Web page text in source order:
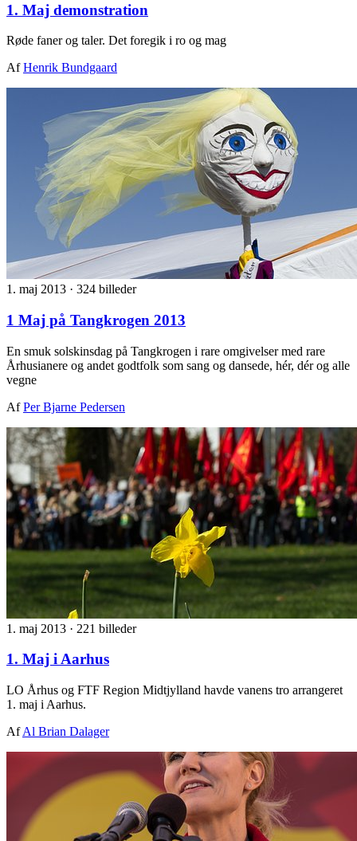
1. Maj demonstration
Røde faner og taler. Det foregik i ro og mag
AfHenrik Bundgaard
1. maj 2013 · 324 billeder
1 Maj på Tangkrogen 2013
En smuk solskinsdag på Tangkrogen i rare omgivelser med rare
Århusianere og andet godtfolk som sang og dansede, hér, dér og alle
vegne
AfPer Bjarne Pedersen
1. maj 2013 · 221 billeder
1. Maj i Aarhus
LO Århus og FTF Region Midtjylland havde vanens tro arrangeret
1. maj i Aarhus.
AfAl Brian Dalager